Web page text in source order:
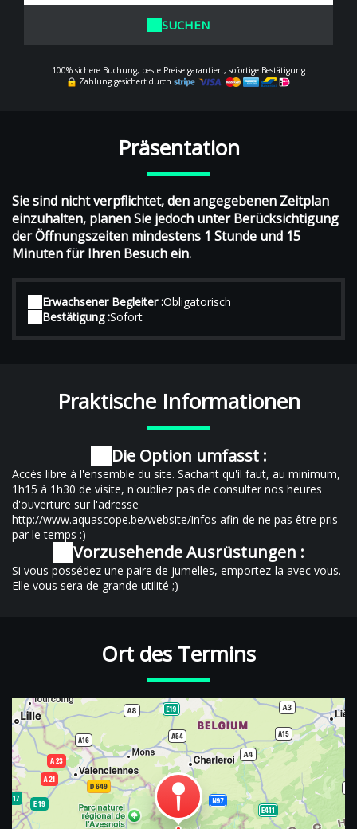
SUCHEN
100% sichere Buchung, beste Preise garantiert, sofortige Bestätigung
Zahlung gesichert durch
Präsentation
Sie sind nicht verpflichtet, den angegebenen Zeitplan
einzuhalten, planen Sie jedoch unter Berücksichtigung
der Öffnungszeiten mindestens 1 Stunde und 15
Minuten für Ihren Besuch ein.
Erwachsener Begleiter :Obligatorisch
Bestätigung :Sofort
Praktische Informationen
Die Option umfasst :
Accès libre à l'ensemble du site. Sachant qu'il faut, au minimum,
1h15 à 1h30 de visite, n'oubliez pas de consulter nos heures
d'ouverture sur l'adresse
http://www.aquascope.be/website/infos afin de ne pas être pris
par le temps :)
Vorzusehende Ausrüstungen :
Si vous possédez une paire de jumelles, emportez-la avec vous.
Elle vous sera de grande utilité ;)
Ort des Termins